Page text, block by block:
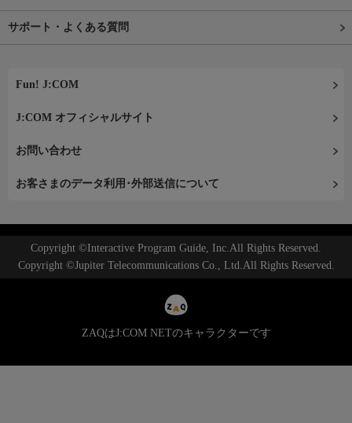
サポート・よくある質問
Fun! J:COM
J:COM オフィシャルサイト
お問い合わせ
お客さまのデータ利用･外部送信について
Copyright ©Interactive Program Guide, Inc.All Rights Reserved.
Copyright ©Jupiter Telecommunications Co., Ltd.All Rights Reserved.
ZAQはJ:COM NETのキャラクターです